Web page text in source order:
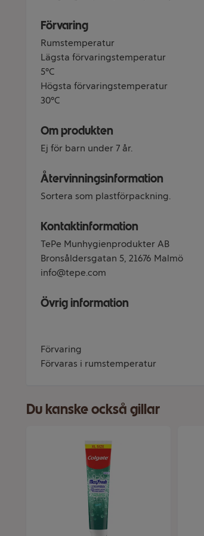
Förvaring
Rumstemperatur
Lägsta förvaringstemperatur
5°C
Högsta förvaringstemperatur
30°C
Om produkten
Ej för barn under 7 år.
Återvinningsinformation
Sortera som plastförpackning.
Kontaktinformation
TePe Munhygienprodukter AB
Bronsåldersgatan 5, 21676 Malmö
info@tepe.com
Övrig information
Förvaring
Förvaras i rumstemperatur
Du kanske också gillar